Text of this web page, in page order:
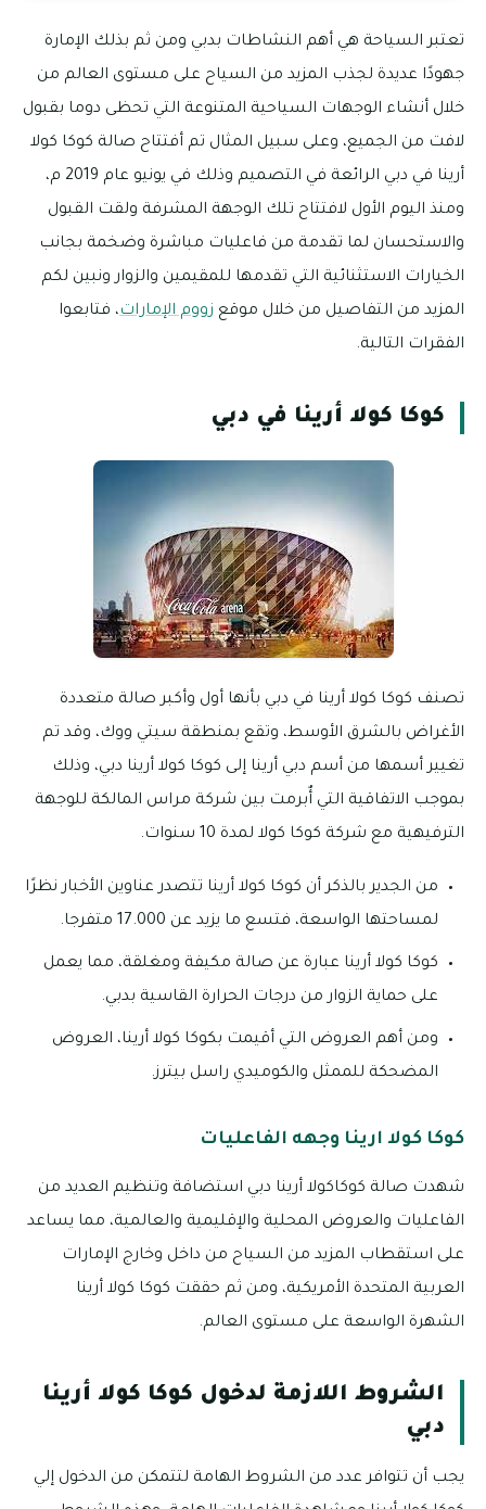
تعتبر السياحة هي أهم النشاطات بدبي ومن ثم بذلك الإمارة
جهودًا عديدة لجذب المزيد من السياح على مستوى العالم من
خلال أنشاء الوجهات السياحية المتنوعة التي تحظى دوما بقبول
لافت من الجميع، وعلى سبيل المثال تم أفتتاح صالة كوكا كولا
أرينا في دبي الرائعة في التصميم وذلك في يونيو عام 2019 م،
ومنذ اليوم الأول لافتتاح تلك الوجهة المشرفة ولقت القبول
والاستحسان لما تقدمة من فاعليات مباشرة وضخمة بجانب
الخيارات الاستثنائية التي تقدمها للمقيمين والزوار ونبين لكم
المزيد من التفاصيل من خلال موقع زووم الإمارات، فتابعوا
الفقرات التالية.
كوكا كولا أرينا في دبي
تصنف كوكا كولا أرينا في دبي بأنها أول وأكبر صالة متعددة
الأغراض بالشرق الأوسط، وتقع بمنطقة سيتي ووك، وقد تم
تغيير أسمها من أسم دبي أرينا إلى كوكا كولا أرينا دبي، وذلك
بموجب الاتفاقية التي أٌبرمت بين شركة مراس المالكة للوجهة
الترفيهية مع شركة كوكا كولا لمدة 10 سنوات.
من الجدير بالذكر أن كوكا كولا أرينا تتصدر عناوين الأخبار نظرًا
لمساحتها الواسعة، فتسع ما يزيد عن 17.000 متفرجا.
كوكا كولا أرينا عبارة عن صالة مكيفة ومغلقة، مما يعمل
على حماية الزوار من درجات الحرارة القاسية بدبي.
ومن أهم العروض التي أقيمت بكوكا كولا أرينا، العروض
المضحكة للممثل والكوميدي راسل بيترز.
كوكا كولا ارينا وجهه الفاعليات
شهدت صالة كوكاكولا أرينا دبي استضافة وتنظيم العديد من
الفاعليات والعروض المحلية والإقليمية والعالمية، مما يساعد
على استقطاب المزيد من السياح من داخل وخارج الإمارات
العربية المتحدة الأمريكية، ومن ثم حققت كوكا كولا أرينا
الشهرة الواسعة على مستوى العالم.
الشروط اللازمة لدخول كوكا كولا أرينا
دبي
يجب أن تتوافر عدد من الشروط الهامة لتتمكن من الدخول إلي